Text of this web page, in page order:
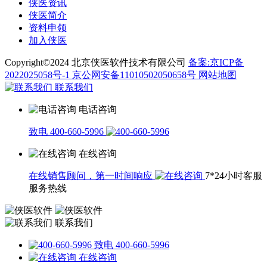
侠医资讯
侠医简介
资料申领
加入侠医
Copyright©2024 北京侠医软件技术有限公司 备案:京ICP备
2022025058号-1 京公网安备11010502050658号 网站地图
联系我们
电话咨询
致电 400-660-5996
在线咨询
在线销售顾问，第一时间响应
7*24小时客服
服务热线
联系我们
致电 400-660-5996
在线咨询